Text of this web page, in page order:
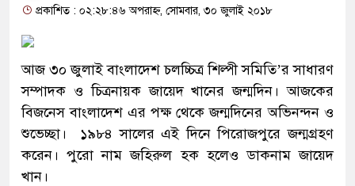
প্রকাশিত : ০২:২৮:৪৬ অপরাহ্ন, সোমবার, ৩০ জুলাই ২০১৮
আজ ৩০ জুলাই বাংলাদেশ চলচ্চিত্র শিল্পী সমিতি’র সাধারণ
সম্পাদক ও চিত্রনায়ক জায়েদ খানের জন্মদিন। আজকের
বিজনেস বাংলাদেশ এর পক্ষ থেকে জন্মদিনের অভিনন্দন ও
শুভেচ্ছা। ১৯৮৪ সালের এই দিনে পিরোজপুরে জন্মগ্রহণ
করেন। পুরো নাম জহিরুল হক হলেও ডাকনাম জায়েদ
খান।